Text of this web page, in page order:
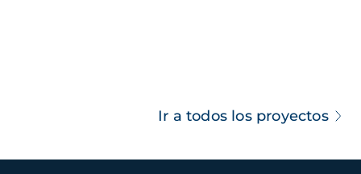
Ir a todos los proyectos